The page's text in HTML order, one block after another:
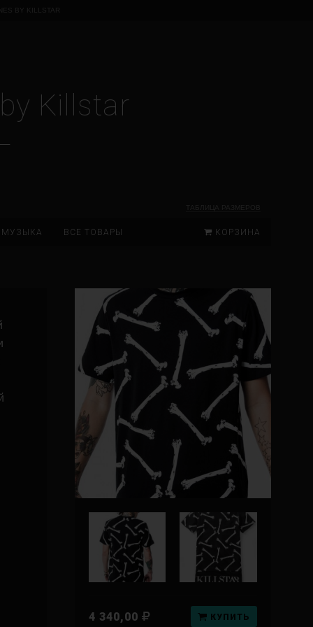
BY KILLSTAR
Killstar
МУЗЫКА ВСЕ ТОВАРЫ КОРЗИНА
ТАБЛИЦА РАЗМЕРОВ
4 340,00 КУПИТЬ